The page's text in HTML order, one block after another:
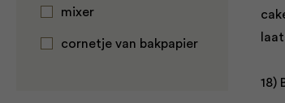
mixer
cornetje van bakpapier
18)